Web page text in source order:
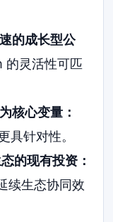
的成长型公
灵活性可匹
核心变量：
具针对性。
的现有投资：
续生态协同效